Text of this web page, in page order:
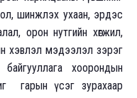
шинжлэх ухаан, эрдэс
орон нутгийн хөгжил,
хэвлэл мэдээлэл зэрэг
хоорондын
гарын үсэг зурахаар